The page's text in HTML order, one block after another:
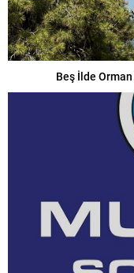
Beş İlde